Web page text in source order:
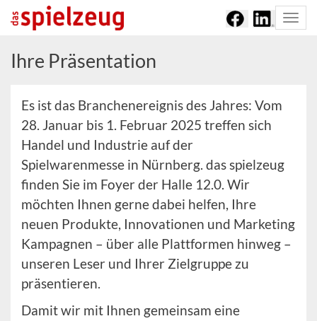
Ihre Präsentation
Es ist das Branchenereignis des Jahres: Vom
28. Januar bis 1. Februar 2025 treffen sich
Handel und Industrie auf der
Spielwarenmesse in Nürnberg. das spielzeug
finden Sie im Foyer der Halle 12.0. Wir
möchten Ihnen gerne dabei helfen, Ihre
neuen Produkte, Innovationen und Marketing
Kampagnen – über alle Plattformen hinweg –
unseren Leser und Ihrer Zielgruppe zu
präsentieren.
Damit wir mit Ihnen gemeinsam eine